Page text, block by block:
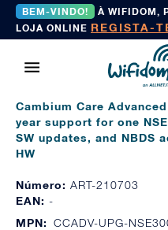
BEM-VINDO!
À WIFIDOM,
LOJA ONLINE REGISTA-
Cambium Care
year support for one
SW updates, and NBDS
HW
Número: ART-210703
EAN: -
MPN: CCADV-UPG-